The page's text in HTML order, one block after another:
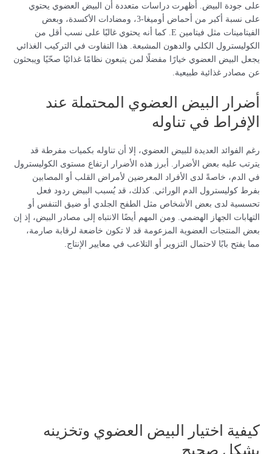
على جودة البيض. أظهرت دراسات متعددة أن البيض العضوي يحتوي
على نسبة أكبر من أحماض أوميغا-3، ومضادات الأكسدة، وبعض
الفيتامينات مثل فيتامين E. كما أنه يحتوي غالبًا على نسب أقل من
الكوليسترول الكلي والدهون المشبعة. هذا التفاوت في التركيب الغذائي
يجعل البيض العضوي خيارًا مفضلًا لمن يتبعون نظامًا غذائيًا صحّيًا ويبحثون
عن مصادر غذائية طبيعية.
أضرار البيض العضوي المحتملة عند
الإفراط في تناوله
رغم الفوائد العديدة للبيض العضوي، إلا أن تناوله بكميات مفرطة قد
يترتب عليه بعض الأضرار. أبرز هذه الأضرار ارتفاع مستوى الكوليسترول
في الدم، خاصةً لدى الأفراد المعرضين لأمراض القلب أو المصابين
بفرط كوليسترول الدم الوراثي. كذلك، قد يُسبب البيض ردود فعل
تحسسية لدى بعض الأشخاص مثل الطفح الجلدي أو ضيق التنفس أو
التهابات الجهاز الهضمي. ومن المهم أيضًا الانتباه إلى مصادر البيض، إذ إن
بعض المنتجات العضوية المزعومة قد لا تكون خاضعة لرقابة صارمة،
مما يفتح بابًا لاحتمال التزوير أو التلاعب في معايير الإنتاج.
كيفية اختيار البيض العضوي وتخزينه
بشكل صحيح